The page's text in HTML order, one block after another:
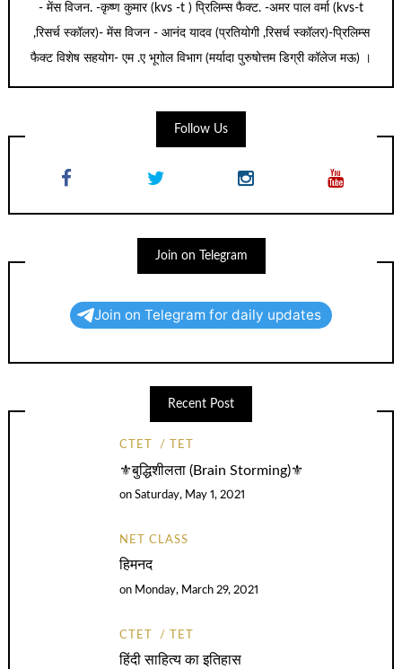
- मेंस विजन. -कृष्ण कुमार (kvs -t ) प्रिलिम्स फैक्ट. -अमर पाल वर्मा (kvs-t
,रिसर्च स्कॉलर)- मेंस विजन - आनंद यादव (प्रतियोगी ,रिसर्च स्कॉलर)-प्रिलिम्स
फैक्ट विशेष सहयोग- एम .ए भूगोल विभाग (मर्यादा पुरुषोत्तम डिग्री कॉलेज मऊ) ।
Follow Us
Join on Telegram
Join on Telegram for daily updates
Recent Post
CTET TET
⚜️बुद्धिशीलता (Brain Storming)⚜️
onSaturday, May 1, 2021
NET CLASS
हिमनद
on Monday, March 29, 2021
CTET TET
हिंदी साहित्य का इतिहास